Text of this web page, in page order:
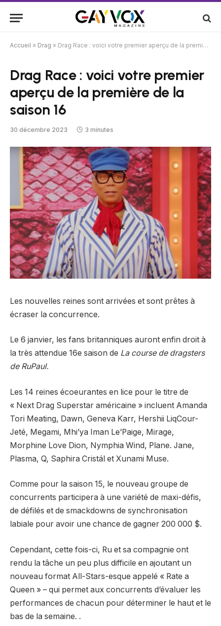
Accueil » Drag » Drag Race : voici votre premier aperçu de la première de la saison 16
Drag Race : voici votre premier
aperçu de la première de la
saison 16
30 décembre 2023 3 minutes
Les nouvelles reines sont arrivées et sont prêtes à
écraser la concurrence.
Le 6 janvier, les fans britanniques auront enfin droit à
la très attendue 16e saison de La course de dragsters
de RuPaul.
Les 14 reines écoeurantes en lice pour le titre de
« Next Drag Superstar américaine » incluent Amanda
Tori Meating, Dawn, Geneva Karr, Hershii LiqCour-
Jeté, Megami, Mhi’ya Iman Le’Paige, Mirage,
Morphine Love Dion, Nymphia Wind, Plane. Jane,
Plasma, Q, Saphira Cristál et Xunami Muse.
Comme pour la saison 15, le nouveau groupe de
concurrents participera à une variété de maxi-défis,
de défilés et de smackdowns de synchronisation
labiale pour avoir une chance de gagner 200 000 $.
Cependant, cette fois-ci, Ru et sa compagnie ont
rendu la tâche un peu plus difficile en ajoutant un
nouveau format All-Stars-esque appelé « Rate a
Queen » – qui permet aux concurrents d’évaluer les
performances de chacun pour déterminer le haut et le
bas de la semaine. .